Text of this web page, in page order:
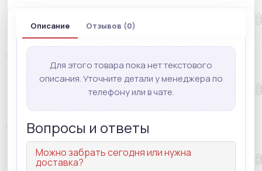
Описание Отзывов (0)
Для этого товара пока нет текстового
описания. Уточните детали у менеджера по
телефону или в чате.
Вопросы и ответы
Можно забрать сегодня или нужна
доставка?